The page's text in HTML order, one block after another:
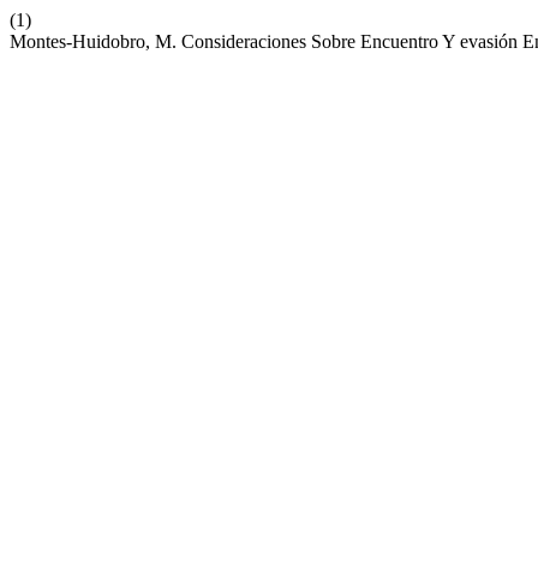
(1)
Montes-Huidobro, M. Consideraciones Sobre Encuentro Y evasión